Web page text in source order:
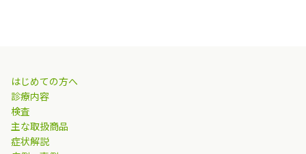
はじめての方へ
診療内容
検査
主な取扱商品
症状解説